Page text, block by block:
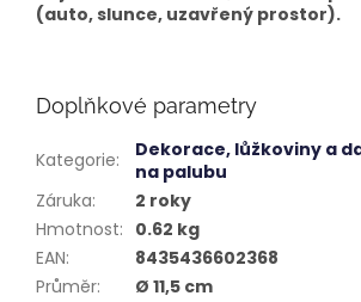
(auto, slunce, uzavřený prostor).
Doplňkové parametry
Kategorie:
Dekorace, lůžkoviny a
na palubu
Záruka:
2 roky
Hmotnost: 0.62 kg
EAN:
8435436602368
Průměr:
Ø 11,5 cm